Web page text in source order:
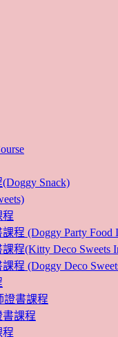
Snack)
程
程 (Doggy Party Food
程(Kitty Deco Sweets
程 (Doggy Deco
證書課程
書課程
程